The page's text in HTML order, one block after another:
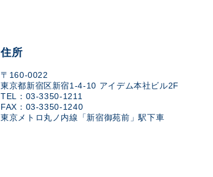
住所
〒160-0022
東京都新宿区新宿1-4-10 アイデム本社ビル2F
TEL：03-3350-1211
FAX：03-3350-1240
東京メトロ丸ノ内線「新宿御苑前」駅下車